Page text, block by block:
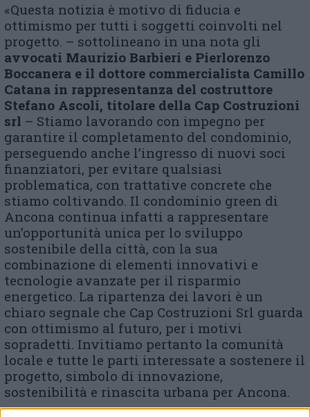
«Questa notizia è motivo di fiducia e
ottimismo per tutti i soggetti coinvolti nel
progetto. – sottolineano in una nota gli
avvocati Maurizio Barbieri e Pierlorenzo
Boccanera e il dottore commercialista Camillo
Catana in rappresentanza del costruttore
Stefano Ascoli, titolare della Cap Costruzioni
srl – Stiamo lavorando con impegno per
garantire il completamento del condominio,
perseguendo anche l’ingresso di nuovi soci
finanziatori, per evitare qualsiasi
problematica, con trattative concrete che
stiamo coltivando. Il condominio green di
Ancona continua infatti a rappresentare
un’opportunità unica per lo sviluppo
sostenibile della città, con la sua
combinazione di elementi innovativi e
tecnologie avanzate per il risparmio
energetico. La ripartenza dei lavori è un
chiaro segnale che Cap Costruzioni Srl guarda
con ottimismo al futuro, per i motivi
sopradetti. Invitiamo pertanto la comunità
locale e tutte le parti interessate a sostenere il
progetto, simbolo di innovazione,
sostenibilità e rinascita urbana per Ancona.